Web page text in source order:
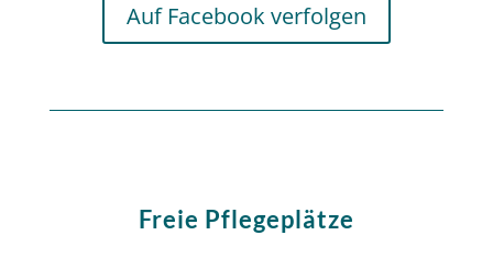
Auf Facebook verfolgen
Freie Pflegeplätze